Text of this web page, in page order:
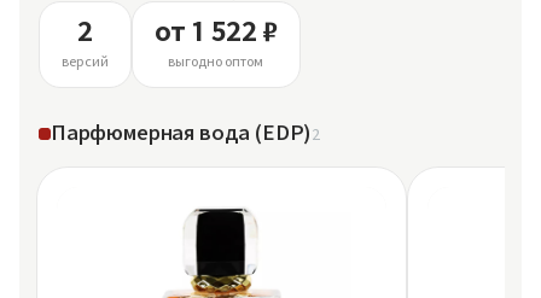
2
версий
от 1 522 ₽
выгодно оптом
Парфюмерная вода (EDP)2